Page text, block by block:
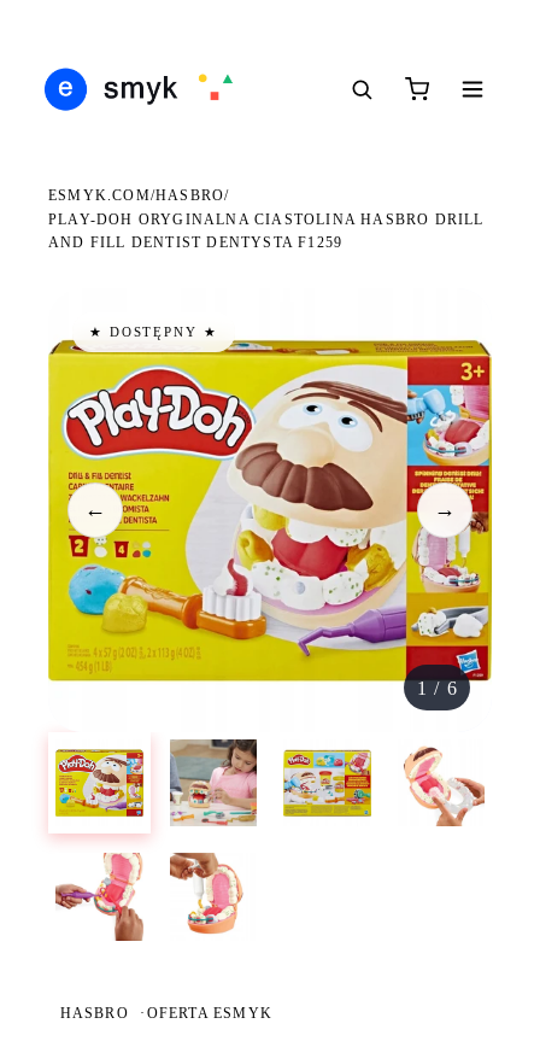
ESMYK.COM/HASBRO/
PLAY-DOH ORYGINALNA CIASTOLINA HASBRO DRILL
AND FILL DENTIST DENTYSTA F1259
★ DOSTĘPNY ★
← →
1 / 6
HASBRO · OFERTA ESMYK